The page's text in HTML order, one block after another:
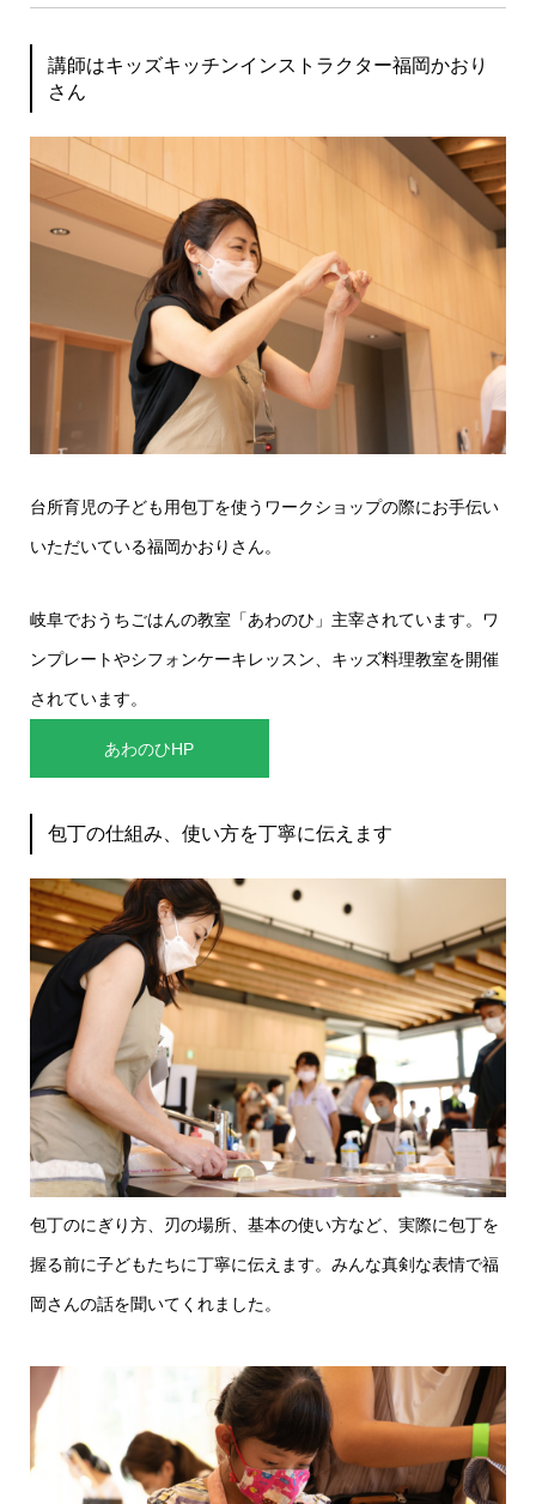
講師はキッズキッチンインストラクター福岡かおり
さん
台所育児の子ども用包丁を使うワークショップの際にお手伝い
いただいている福岡かおりさん。
岐阜でおうちごはんの教室「あわのひ」主宰されています。ワ
ンプレートやシフォンケーキレッスン、キッズ料理教室を開催
されています。
あわのひHP
包丁の仕組み、使い方を丁寧に伝えます
包丁のにぎり方、刃の場所、基本の使い方など、実際に包丁を
握る前に子どもたちに丁寧に伝えます。みんな真剣な表情で福
岡さんの話を聞いてくれました。